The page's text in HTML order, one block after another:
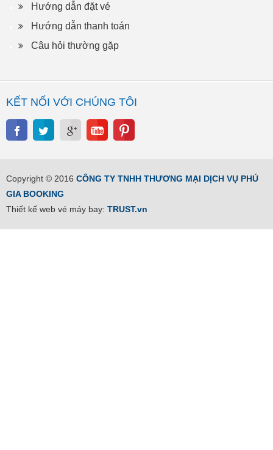
Hướng dẫn đặt vé
Hướng dẫn thanh toán
Câu hỏi thường gặp
KẾT NỐI VỚI CHÚNG TÔI
Copyright © 2016 CÔNG TY TNHH THƯƠNG MẠI DỊCH VỤ PHÚ
GIA BOOKING
Thiết kế web vé máy bay: TRUST.vn